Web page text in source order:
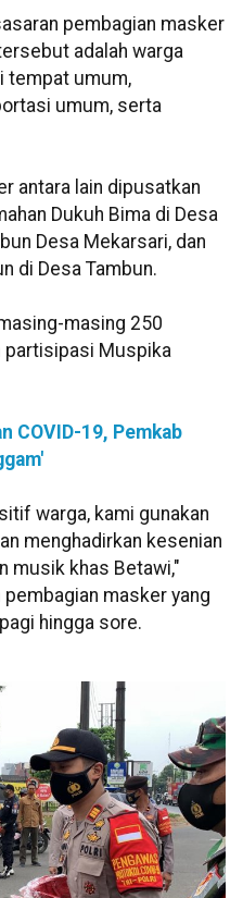
pembagian masker
adalah warga
tempat umum,
umum, serta
antara lain dipusatkan
Dukuh Bima di Desa
Desa Mekarsari, dan
di Desa Tambun.
masing 250
partisipasi Muspika
COVID-19, Pemkab
warga, kami gunakan
menghadirkan kesenian
musik khas Betawi,"
masker yang
hingga sore.